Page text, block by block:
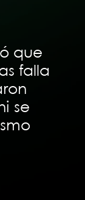
que
falla
se